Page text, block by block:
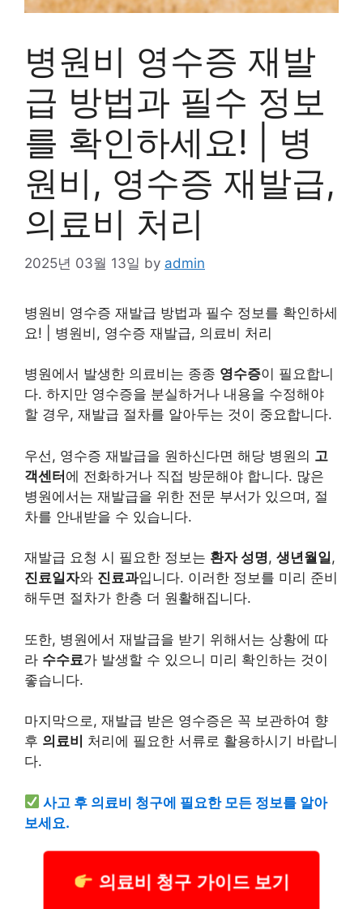
병원비 영수증 재발
급 방법과 필수 정보
를 확인하세요! | 병
원비, 영수증 재발급,
의료비 처리
2025년 03월 13일 by admin
병원비 영수증 재발급 방법과 필수 정보를 확인하세
요! | 병원비, 영수증 재발급, 의료비 처리
병원에서 발생한 의료비는 종종 영수증이 필요합니
다. 하지만 영수증을 분실하거나 내용을 수정해야
할 경우, 재발급 절차를 알아두는 것이 중요합니다.
우선, 영수증 재발급을 원하신다면 해당 병원의 고
객센터에 전화하거나 직접 방문해야 합니다. 많은
병원에서는 재발급을 위한 전문 부서가 있으며, 절
차를 안내받을 수 있습니다.
재발급 요청 시 필요한 정보는 환자 성명, 생년월일,
진료일자와 진료과입니다. 이러한 정보를 미리 준비
해두면 절차가 한층 더 원활해집니다.
또한, 병원에서 재발급을 받기 위해서는 상황에 따
라 수수료가 발생할 수 있으니 미리 확인하는 것이
좋습니다.
마지막으로, 재발급 받은 영수증은 꼭 보관하여 향
후 의료비
처리에 필요한 서류로 활용하시기 바랍니
다.
사고 후 의료비 청구에 필요한 모든 정보를 알아
보세요.
의료비 청구 가이드 보기